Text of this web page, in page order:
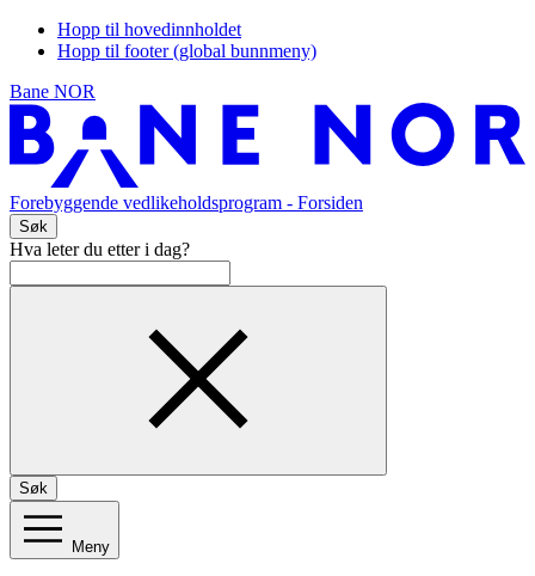
Hopp til hovedinnholdet
Hopp til footer (global bunnmeny)
Bane NOR
Forebyggende vedlikeholdsprogram - Forsiden
Søk
Hva leter du etter i dag?
Søk
Meny